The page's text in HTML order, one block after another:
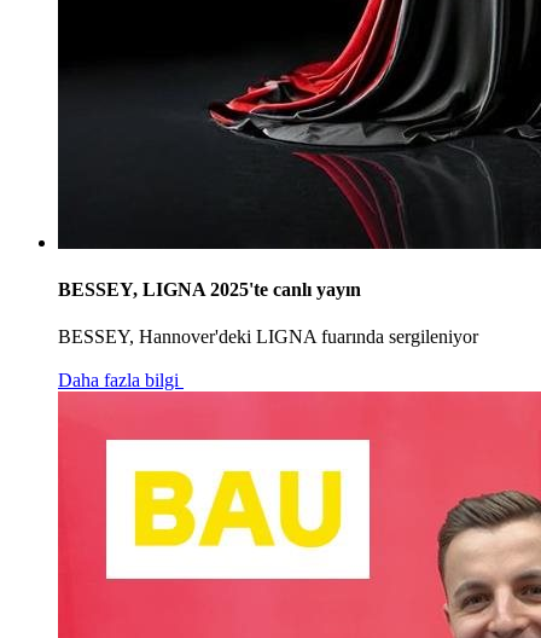
BESSEY, LIGNA 2025'te canlı yayın
BESSEY, Hannover'deki LIGNA fuarında sergileniyor
Daha fazla bilgi